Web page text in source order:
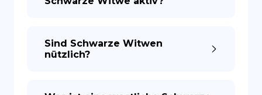
Sind Schwarze Witwen
nützlich?